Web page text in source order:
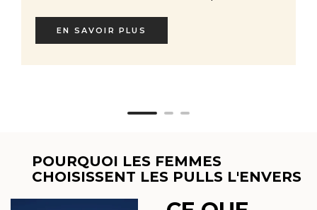
EN SAVOIR PLUS
POURQUOI LES FEMMES
CHOISISSENT LES PULLS L'ENVERS